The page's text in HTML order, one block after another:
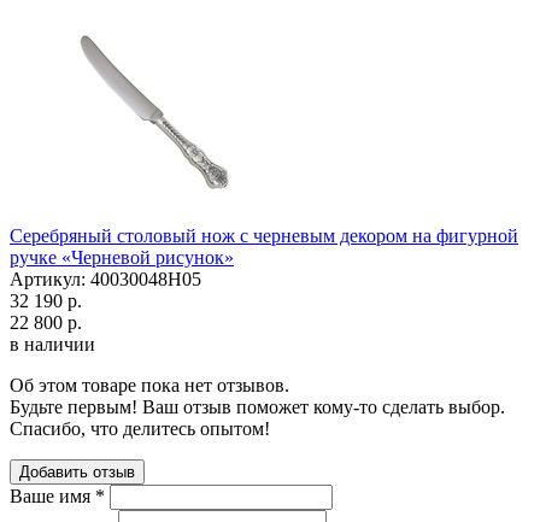
Серебряный столовый нож с черневым декором на фигурной
ручке «Черневой рисунок»
Артикул: 40030048Н05
32 190 р.
22 800 р.
в наличии
Об этом товаре пока нет отзывов.
Будьте первым! Ваш отзыв поможет кому-то сделать выбор.
Спасибо, что делитесь опытом!
Добавить отзыв
Ваше имя *